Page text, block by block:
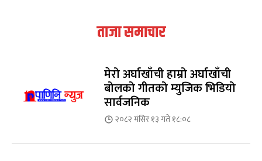
ताजा समाचार
मेरो अर्घाखाँची हाम्रो अर्घाखाँची
बोलको गीतको म्युजिक भिडियो
सार्वजनिक
२०८२ मंसिर १३ गते १८:०८